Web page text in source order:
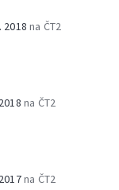
2018 na ČT2
na ČT2
na ČT2